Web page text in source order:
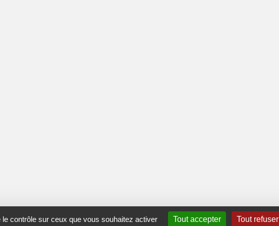
contrôle sur ceux que vous souhaitez activer Tout accepter Tout refuser